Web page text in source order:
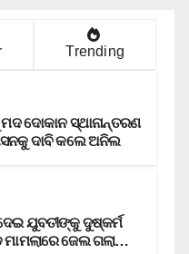
Trending
ଦୋକାନ ସ୍ଥାନାନ୍ତରଣ
ଦାବି କଲେ ଅନିଲ
ଯୁବତୀଙ୍କୁ ଦୁଷ୍କର୍ମ
ଜେଲ ଗଲା